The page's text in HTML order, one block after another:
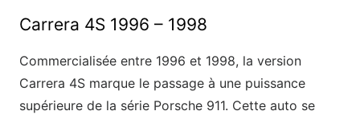
Carrera 4S 1996 – 1998
Commercialisée entre 1996 et 1998, la version
Carrera 4S marque le passage à une puissance
supérieure de la série Porsche 911. Cette auto se